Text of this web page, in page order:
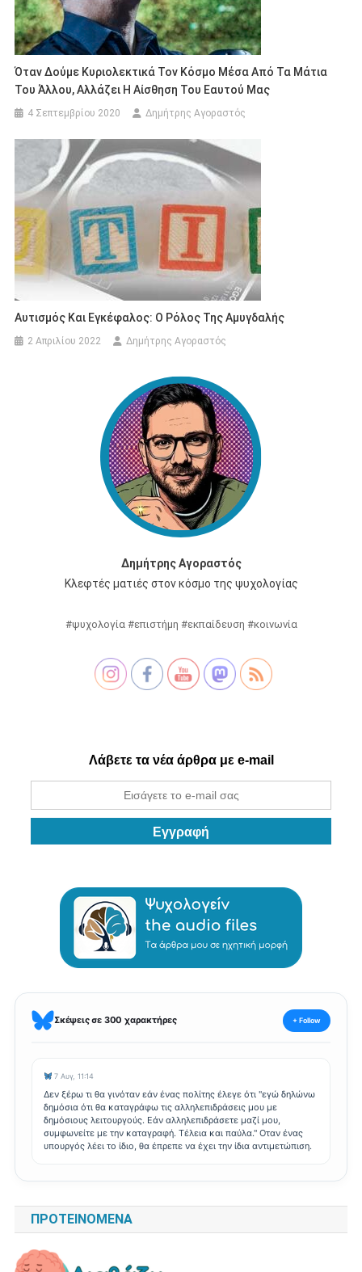
Όταν Δούμε Κυριολεκτικά Τον Κόσμο Μέσα Από Τα Μάτια
Του Άλλου, Αλλάζει Η Αίσθηση Του Εαυτού Μας
4 Σεπτεμβρίου 2020 Δημήτρης Αγοραστός
Αυτισμός Και Εγκέφαλος: Ο Ρόλος Της Αμυγδαλής
2 Απριλίου 2022 Δημήτρης Αγοραστός
Δημήτρης Αγοραστός
Κλεφτές ματιές στον κόσμο της ψυχολογίας
#ψυχολογία #επιστήμη #εκπαίδευση #κοινωνία
Λάβετε τα νέα άρθρα με e-mail
Σκέψεις σε 300 χαρακτήρες + Follow
7 Αυγ, 11:14
Δεν ξέρω τι θα γινόταν εάν ένας πολίτης έλεγε ότι "εγώ δηλώνω
δημόσια ότι θα καταγράφω τις αλληλεπιδράσεις μου με
δημόσιους λειτουργούς. Εάν αλληλεπιδράσετε μαζί μου,
συμφωνείτε με την καταγραφή. Τέλεια και παύλα." Οταν ένας
υπουργός λέει το ίδιο, θα έπρεπε να έχει την ίδια αντιμετώπιση.
ΠΡΟΤΕΙΝΌΜΕΝΑ